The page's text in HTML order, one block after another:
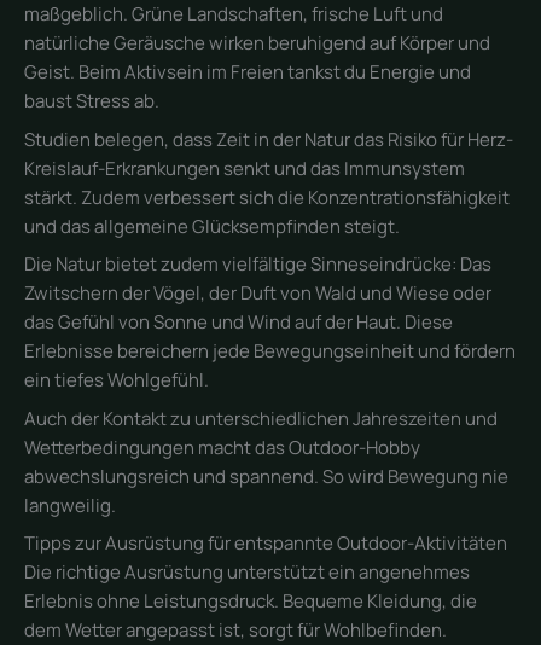
maßgeblich. Grüne Landschaften, frische Luft und
natürliche Geräusche wirken beruhigend auf Körper und
Geist. Beim Aktivsein im Freien tankst du Energie und
baust Stress ab.
Studien belegen, dass Zeit in der Natur das Risiko für Herz-
Kreislauf-Erkrankungen senkt und das Immunsystem
stärkt. Zudem verbessert sich die Konzentrationsfähigkeit
und das allgemeine Glücksempfinden steigt.
Die Natur bietet zudem vielfältige Sinneseindrücke: Das
Zwitschern der Vögel, der Duft von Wald und Wiese oder
das Gefühl von Sonne und Wind auf der Haut. Diese
Erlebnisse bereichern jede Bewegungseinheit und fördern
ein tiefes Wohlgefühl.
Auch der Kontakt zu unterschiedlichen Jahreszeiten und
Wetterbedingungen macht das Outdoor-Hobby
abwechslungsreich und spannend. So wird Bewegung nie
langweilig.
Tipps zur Ausrüstung für entspannte Outdoor-Aktivitäten
Die richtige Ausrüstung unterstützt ein angenehmes
Erlebnis ohne Leistungsdruck. Bequeme Kleidung, die
dem Wetter angepasst ist, sorgt für Wohlbefinden.